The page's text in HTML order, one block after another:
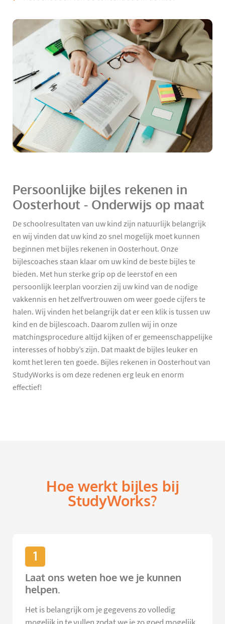
Persoonlijke bijles rekenen in
Oosterhout - Onderwijs op maat
De schoolresultaten van uw kind zijn natuurlijk belangrijk
en wij vinden dat uw kind zo snel mogelijk moet kunnen
beginnen met bijles rekenen in Oosterhout. Onze
bijlescoaches staan klaar om uw kind de beste bijles te
bieden. Met hun sterke grip op de leerstof en een
persoonlijk leerplan voorzien zij uw kind van de nodige
vakkennis en het zelfvertrouwen om weer goede cijfers te
halen. Wij vinden het belangrijk dat er een klik is tussen uw
kind en de bijlescoach. Daarom zullen wij in onze
matchingsprocedure altijd kijken of er gemeenschappelijke
interesses of hobby’s zijn. Dat maakt de bijles leuker en
komt het leren ten goede. Bijles rekenen in Oosterhout van
StudyWorks is om deze redenen erg leuk en enorm
effectief!
Hoe werkt bijles bij
StudyWorks?
1
Laat ons weten hoe we je kunnen
helpen.
Het is belangrijk om je gegevens zo volledig